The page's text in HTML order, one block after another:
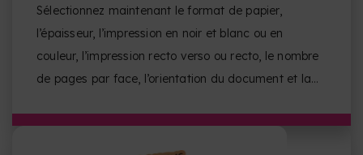
Sélectionnez maintenant le format de papier,
l’épaisseur, l’impression en noir et blanc ou en
couleur, l’impression recto verso ou recto, le nombre
de pages par face, l’orientation du document et la